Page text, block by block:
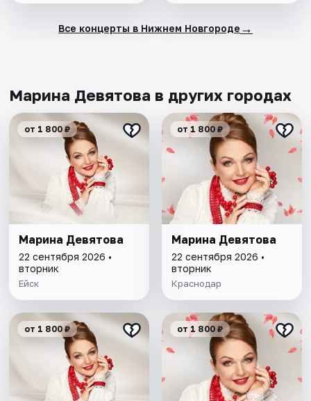
Все концерты в Нижнем Новгороде →
Марина Девятова в других городах
от 1 800 ₽
Марина Девятова
22 сентября 2026 •
вторник
Ейск
от 1 800 ₽
Марина Девятова
22 сентября 2026 •
вторник
Краснодар
от 1 800 ₽ от 1 800 ₽